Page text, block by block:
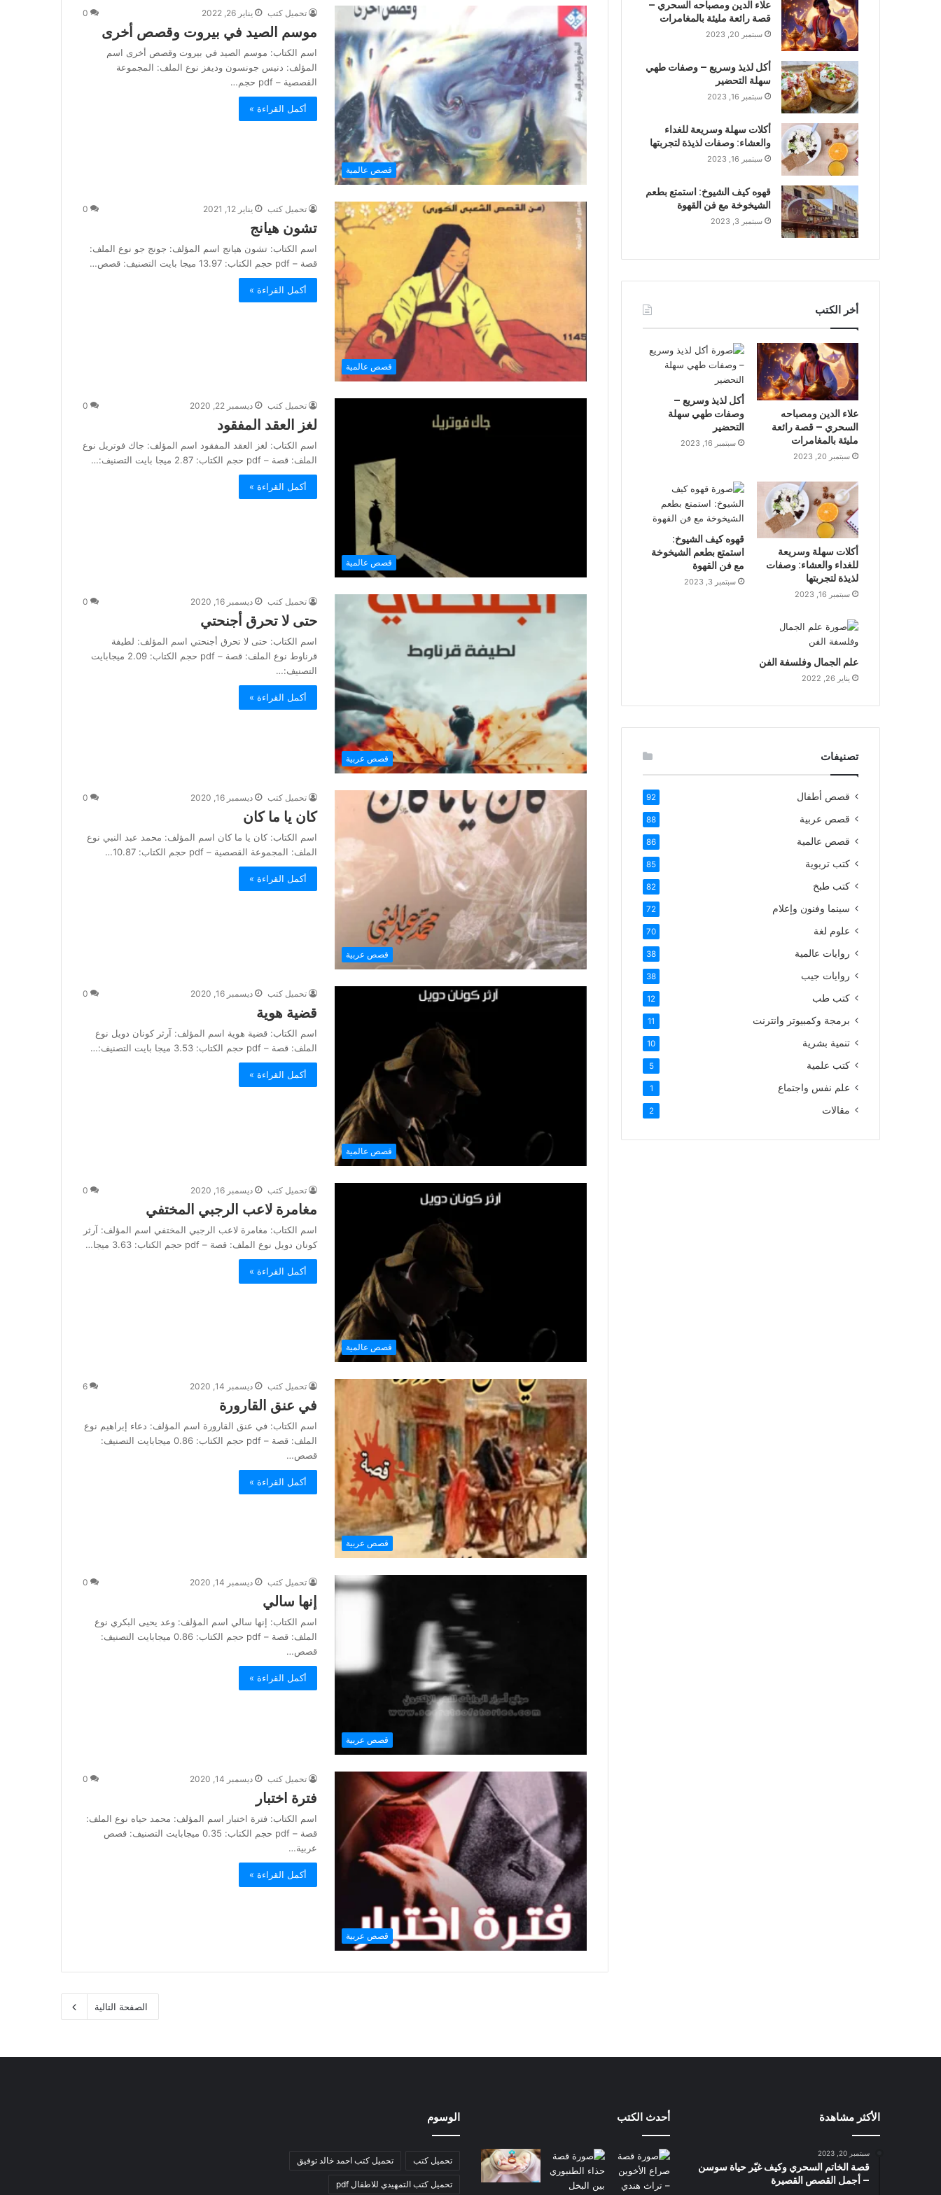
قصص عالمية
تحميل كتب يناير 26, 2022 0
موسم الصيد في بيروت وقصص أخرى
اسم الكتاب: موسم الصيد في بيروت وقصص أخرى اسم
المؤلف: دنيس جونسون وديفز نوع الملف: المجموعة
القصصية – pdf حجم…
أكمل القراءة »
قصص عالمية
تحميل كتب يناير 12, 2021 0
تشون هيانج
اسم الكتاب: تشون هيانج اسم المؤلف: جونج جو نوع الملف:
قصة – pdf حجم الكتاب: 13.97 ميجا بايت التصنيف: قصص…
أكمل القراءة »
قصص عالمية
تحميل كتب ديسمبر 22, 2020 0
لغز العقد المفقود
اسم الكتاب: لغز العقد المفقود اسم المؤلف: جاك فوتريل نوع
الملف: قصة – pdf حجم الكتاب: 2.87 ميجا بايت التصنيف:…
أكمل القراءة »
قصص عربية
تحميل كتب ديسمبر 16, 2020 0
حتى لا تحرق أجنحتي
اسم الكتاب: حتى لا تحرق أجنحتي اسم المؤلف: لطيفة
قرناوط نوع الملف: قصة – pdf حجم الكتاب: 2.09 ميجابايت
التصنيف:…
أكمل القراءة »
قصص عربية
تحميل كتب ديسمبر 16, 2020 0
كان يا ما كان
اسم الكتاب: كان يا ما كان اسم المؤلف: محمد عبد النبي نوع
الملف: المجموعة القصصية – pdf حجم الكتاب: 10.87…
أكمل القراءة »
قصص عالمية
تحميل كتب ديسمبر 16, 2020 0
قضية هوية
اسم الكتاب: قضية هوية اسم المؤلف: آرثر كونان دويل نوع
الملف: قصة – pdf حجم الكتاب: 3.53 ميجا بايت التصنيف:…
أكمل القراءة »
قصص عالمية
تحميل كتب ديسمبر 16, 2020 0
مغامرة لاعب الرجبي المختفي
اسم الكتاب: مغامرة لاعب الرجبي المختفي اسم المؤلف: آرثر
كونان دويل نوع الملف: قصة – pdf حجم الكتاب: 3.63 ميجا…
أكمل القراءة »
قصص عربية
تحميل كتب ديسمبر 14, 2020 6
في عنق القارورة
اسم الكتاب: في عنق القارورة اسم المؤلف: دعاء إبراهيم نوع
الملف: قصة – pdf حجم الكتاب: 0.86 ميجابايت التصنيف:
قصص…
أكمل القراءة »
قصص عربية
تحميل كتب ديسمبر 14, 2020 0
إنها سالي
اسم الكتاب: إنها سالي اسم المؤلف: وعد يحيى البكري نوع
الملف: قصة – pdf حجم الكتاب: 0.86 ميجابايت التصنيف:
قصص…
أكمل القراءة »
قصص عربية
تحميل كتب ديسمبر 14, 2020 0
فترة اختبار
اسم الكتاب: فترة اختبار اسم المؤلف: محمد حياه نوع الملف:
قصة – pdf حجم الكتاب: 0.35 ميجابايت التصنيف: قصص
عربية…
أكمل القراءة »
الصفحة التالية
علاء الدين ومصباحه السحري –
قصة رائعة مليئة بالمغامرات
سبتمبر 20, 2023
أكل لذيذ وسريع – وصفات طهي
سهلة التحضير
سبتمبر 16, 2023
أكلات سهلة وسريعة للغداء
والعشاء: وصفات لذيذة لتجربتها
سبتمبر 16, 2023
قهوه كيف الشيوخ: استمتع بطعم
الشيخوخة مع فن القهوة
سبتمبر 3, 2023
أخر الكتب
علاء الدين ومصباحه
السحري – قصة رائعة
مليئة بالمغامرات
سبتمبر 20, 2023
أكل لذيذ وسريع –
وصفات طهي سهلة
التحضير
سبتمبر 16, 2023
أكلات سهلة وسريعة
للغداء والعشاء: وصفات
لذيذة لتجربتها
سبتمبر 16, 2023
قهوه كيف الشيوخ:
استمتع بطعم الشيخوخة
مع فن القهوة
سبتمبر 3, 2023
علم الجمال وفلسفة الفن
يناير 26, 2022
تصنيفات
قصص أطفال 92
قصص عربية 88
قصص عالمية 86
كتب تربوية 85
كتب طبخ 82
سينما وفنون وإعلام 72
علوم لغة 70
روايات عالمية 38
روايات جيب 38
كتب طب 12
برمجة وكمبيوتر وانترنت 11
تنمية بشرية 10
كتب علمية 5
علم نفس واجتماع 1
مقالات 2
الأكثر مشاهدة
سبتمبر 20, 2023
قصة الخاتم السحري وكيف غيّر حياة سوسن
– أجمل القصص القصيرة
أحدث الكتب الوسوم
تحميل كتب تحميل كتب احمد خالد توفيق
تحميل كتب التمهيدي للاطفال pdf